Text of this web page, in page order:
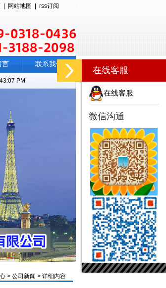
网站地图 rss订阅
言 联系我们
PM
> 公司新闻 > 详细内容
在线客服
在线客服
微信沟通